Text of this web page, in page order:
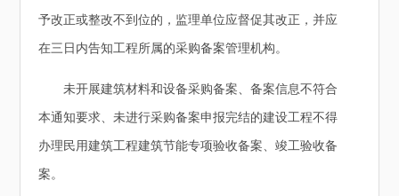
予改正或整改不到位的，监理单位应督促其改正，并应
在三日内告知工程所属的采购备案管理机构。
未开展建筑材料和设备采购备案、备案信息不符合
本通知要求、未进行采购备案申报完结的建设工程不得
办理民用建筑工程建筑节能专项验收备案、竣工验收备
案。